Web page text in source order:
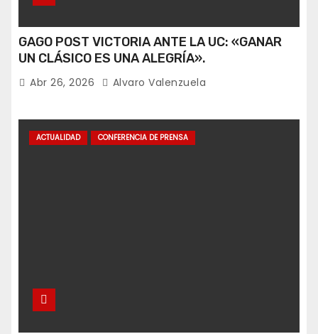
GAGO POST VICTORIA ANTE LA UC: «GANAR
UN CLÁSICO ES UNA ALEGRÍA».
Abr 26, 2026 Alvaro Valenzuela
ACTUALIDAD CONFERENCIA DE PRENSA